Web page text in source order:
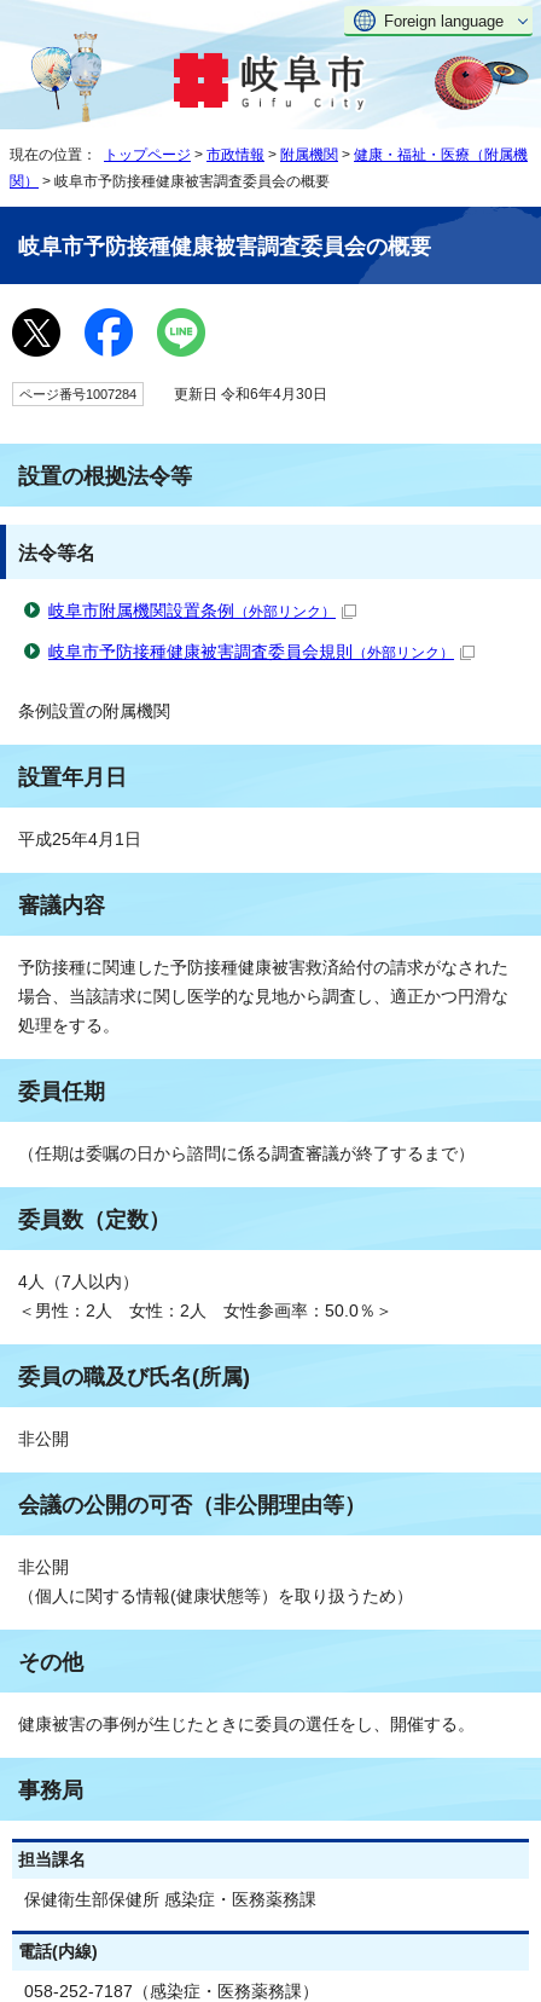
Foreign language
現在の位置： トップページ > 市政情報 > 附属機関 > 健康・福祉・医療（附属機
関）
> 岐阜市予防接種健康被害調査委員会の概要
岐阜市予防接種健康被害調査委員会の概要
ページ番号1007284 更新日 令和6年4月30日
設置の根拠法令等
法令等名
岐阜市附属機関設置条例 （外部リンク）
岐阜市予防接種健康被害調査委員会規則 （外部リンク）
条例設置の附属機関
設置年月日
平成25年4月1日
審議内容
予防接種に関連した予防接種健康被害救済給付の請求がなされた
場合、当該請求に関し医学的な見地から調査し、適正かつ円滑な
処理をする。
委員任期
（任期は委嘱の日から諮問に係る調査審議が終了するまで）
委員数（定数）
4人（7人以内）
＜男性：2人 女性：2人 女性参画率：50.0％＞
委員の職及び氏名(所属)
非公開
会議の公開の可否（非公開理由等）
非公開
（個人に関する情報(健康状態等）を取り扱うため）
その他
健康被害の事例が生じたときに委員の選任をし、開催する。
事務局
担当課名
保健衛生部保健所 感染症・医務薬務課
電話(内線)
058-252-7187（感染症・医務薬務課）